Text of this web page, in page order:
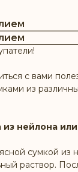
с вами
из
из нейлона
сумкой из
раствор.